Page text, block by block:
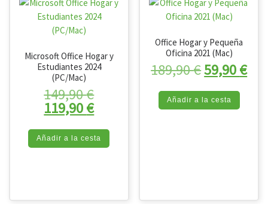
Microsoft Office Hogar y
Estudiantes 2024
(PC/Mac)
149,90€El precio original era: 149,90
119,90€El precio actual es: 119,90 €.
Añadir a la cesta
Office Hogar y Pequeña
Oficina 2021 (Mac)
189,90€El precio
59,90€El
Añadir a la cesta